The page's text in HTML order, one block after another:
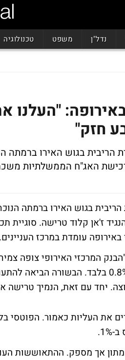
נדל"ן משפט טכנולוגיה
"העלנו
הריבית בגוש האירו ברמתה
רכישת האג"ח הממשלתיות
בגוש האירו ברמתה
ז'אן קלוד טרישה. סוגיית
עומדת במרכז
הקודמת שעמדה על צמיחה של 0.8% בלבד.
יחד עם זאת, הנמיך טרישה את
אך מספק. ההתאוששות